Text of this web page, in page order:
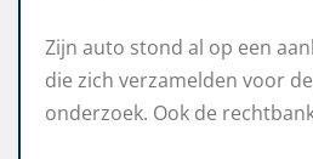
Zijn auto stond al op een
die zich verzamelden voor
onderzoek. Ook de